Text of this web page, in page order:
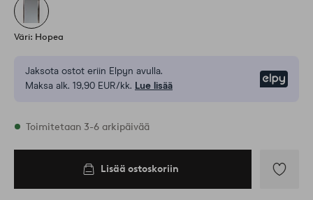
Väri: Hopea
Jaksota ostot eriin Elpyn avulla.
Maksa alk. 19,90 EUR/kk. Lue lisää
Varastossa
Toimitetaan 3-6 arkipäivää
Lisää ostoskoriin